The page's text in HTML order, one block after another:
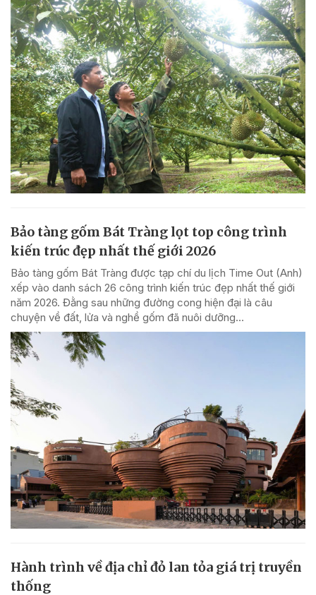
Bảo tàng gốm Bát Tràng lọt top công trình
kiến trúc đẹp nhất thế giới 2026
Bảo tàng gốm Bát Tràng được tạp chí du lịch Time Out (Anh)
xếp vào danh sách 26 công trình kiến trúc đẹp nhất thế giới
năm 2026. Đằng sau những đường cong hiện đại là câu
chuyện về đất, lửa và nghề gốm đã nuôi dưỡng...
Hành trình về địa chỉ đỏ lan tỏa giá trị truyền
thống